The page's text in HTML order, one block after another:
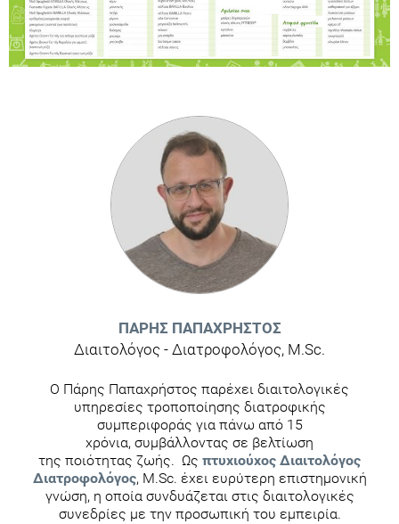
ΠΆΡΗΣ ΠΑΠΑΧΡΉΣΤΟΣ
Διαιτολόγος - Διατροφολόγος, M.Sc.
Ο Πάρης Παπαχρήστος παρέχει διαιτολογικές
υπηρεσίες τροποποίησης διατροφικής
συμπεριφοράς για πάνω από 15
χρόνια, συμβάλλοντας σε βελτίωση
της ποιότητας ζωής. Ως πτυχιούχος Διαιτολόγος
Διατροφολόγος, M.Sc. έχει ευρύτερη επιστημονική
γνώση, η οποία συνδυάζεται στις διαιτολογικές
συνεδρίες με την προσωπική του εμπειρία.